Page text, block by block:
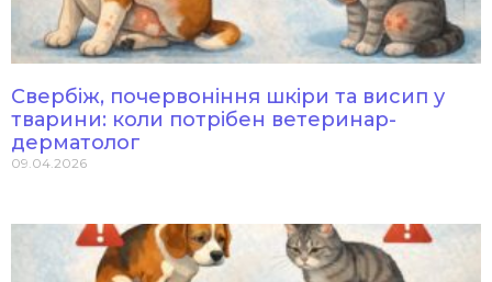
Свербіж, почервоніння шкіри та висип у
тварини: коли потрібен ветеринар-
дерматолог
09.04.2026